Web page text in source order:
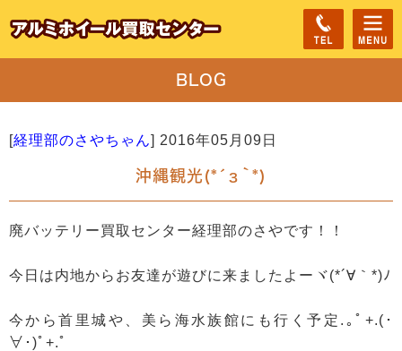
BLOG
[経理部のさやちゃん] 2016年05月09日
沖縄観光(*´з｀*)
廃バッテリー買取センター経理部のさやです！！
今日は内地からお友達が遊びに来ましたよーヾ(*´∀｀*)ﾉ
今から首里城や、美ら海水族館にも行く予定.｡ﾟ+.(･
∀･)ﾟ+.ﾟ